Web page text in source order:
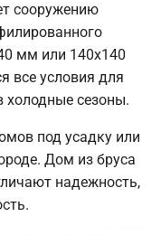
сооружению
мм или 140х140
все условия для
сезоны.
под усадку или
Дом из бруса
надежность,